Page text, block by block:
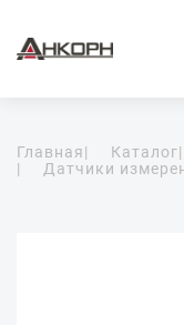
Главная| Каталог|
|
Датчики